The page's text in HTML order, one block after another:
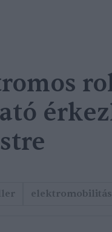
elektromobilitás